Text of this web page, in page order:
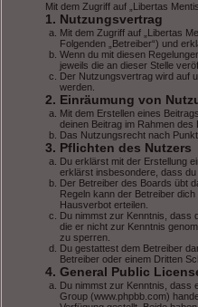
Mit dem Zugriff auf „Libertas
1. Nutzungsvertrag
Mit dem Zugriff auf „Libertas
Folgenden „Betreiber“) und
Wenn du mit diesen
jeweils die an dieser Stelle
Der Nutzungsvertrag wird auf
werden.
2. Einräumung von
Mit dem Erstellen eines
deinen Beitrag im Rahmen des
Das Nutzungsrecht nach
3. Pflichten des Nutzers
Du erklärst mit der Erstellung
erklärst insbesondere, dass
Der Betreiber des Boards übt
Regeln kann der Betreiber
Hausverbot erteilen.
Du nimmst zur Kenntnis, dass
die er nicht zur Kenntnis
zu sperren.
Du gestattest dem Betreiber
Betreiber oder einem Dritten
4. General Public
Du nimmst zur Kenntnis, dass
Group (www.phpbb.com)